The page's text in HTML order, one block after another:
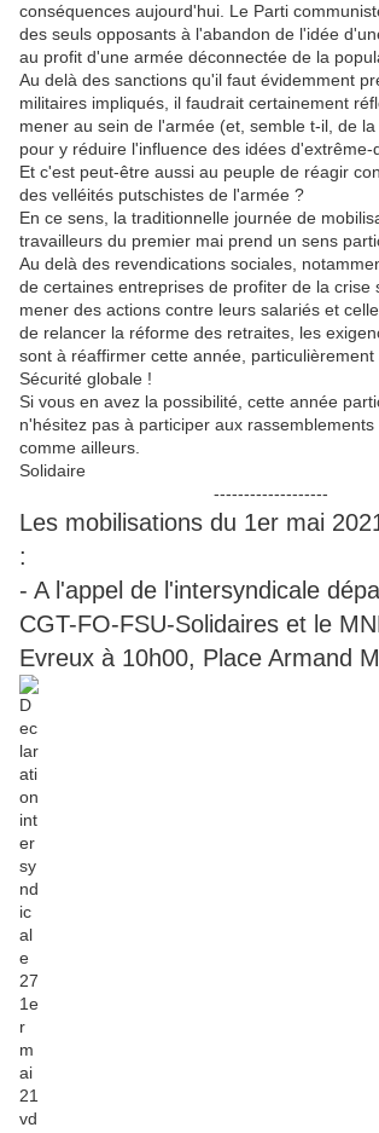
conséquences aujourd'hui. Le Parti
des seuls opposants à l'abandon de l'idée
au profit d'une armée déconnectée de la
Au delà des sanctions qu'il faut évidemment
militaires impliqués, il faudrait certainement
mener au sein de l'armée (et, semble t-il, de
pour y réduire l'influence des idées d'extrême-
Et c'est peut-être aussi au peuple de réagir
des velléités putschistes de l'armée ?
En ce sens, la traditionnelle journée de
travailleurs du premier mai prend un sens
Au delà des revendications sociales,
de certaines entreprises de profiter de la crise
mener des actions contre leurs salariés et
de relancer la réforme des retraites, les
sont à réaffirmer cette année, particulièrement
Sécurité globale !
Si vous en avez la possibilité, cette année
n'hésitez pas à participer aux
comme ailleurs.
Solidaire
-------------------
Les mobilisations du 1er mai
:
- A l'appel de l'intersyndicale
CGT-FO-FSU-Solidaires et le
Evreux à 10h00, Place Armand